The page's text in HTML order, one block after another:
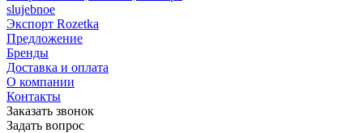
slujebnoe
Экспорт Rozetka
Предложение
Бренды
Доставка и оплата
О компании
Контакты
Заказать звонок
Задать вопрос